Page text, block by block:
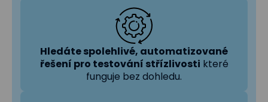
Hledáte spolehlivé, automatizované
řešení pro testování střízlivosti které
funguje bez dohledu.